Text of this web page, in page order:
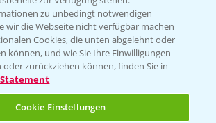
auf WhatsApp
346 564 1
zu unbedingt notwendigen
wir die Webseite nicht verfügbar machen
Cookies, die unten abgelehnt oder
können, und wie Sie Ihre Einwilligungen
oder zurückziehen können, finden Sie in
Cookie Einstellungen